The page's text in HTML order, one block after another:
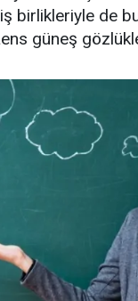
birlikleriyle de
güneş